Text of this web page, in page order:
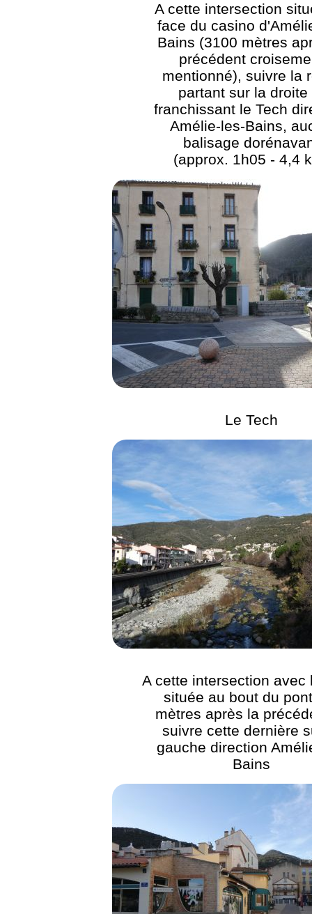
A cette intersection
face du casino
Bains (3100 mètres
précédent
mentionné), suivre la
partant sur la droite
franchissant le Tech
Amélie-les-Bains,
balisage
(approx. 1h05 - 4,4
Le Tech
A cette intersection avec
située au bout du
mètres après la
suivre cette dernière
gauche direction
Bains